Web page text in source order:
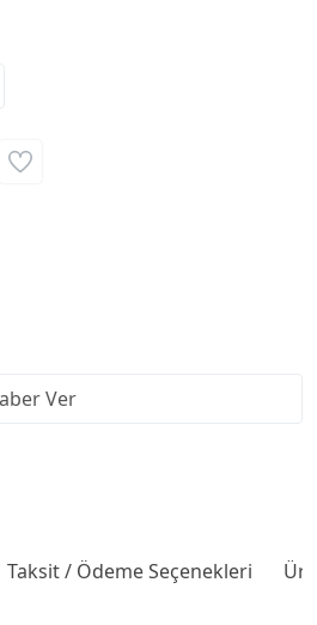
Ver
Taksit / Ödeme Seçenekleri